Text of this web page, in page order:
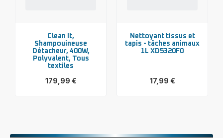
Clean It,
Shampouineuse
Détacheur, 400W,
Polyvalent, Tous
textiles
179,99 €
Détacheur,
Nettoyant tissus et
tapis - tâches animaux
1L XD5320F0
17,99 €
tapis